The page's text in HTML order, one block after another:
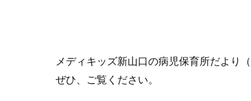
メディキッズ新山口の病児保育所だより
ぜひ、ご覧ください。